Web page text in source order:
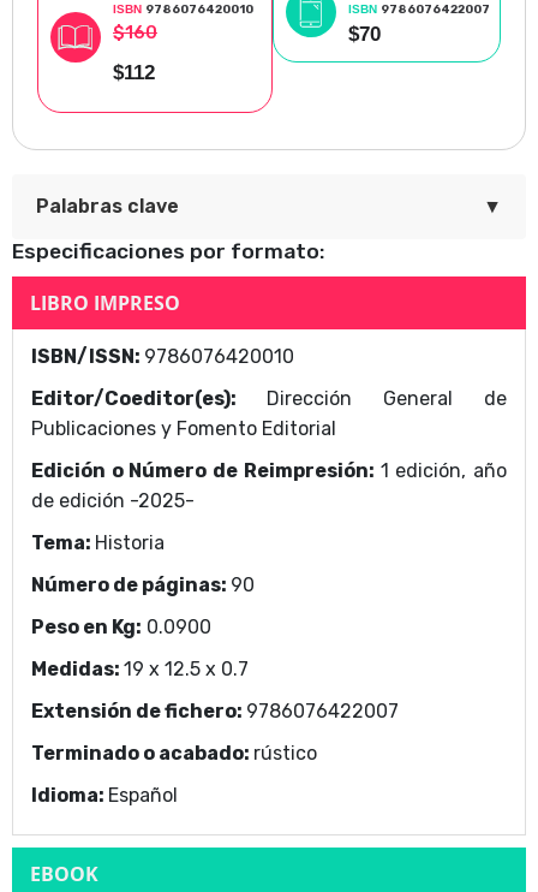
ISBN 9786076420010
$160
$112
ISBN 9786076422007
$70
Palabras clave ▼
El ecocidio de la Ciudad de México: Una historia
Área Temática
Dirección General de Publicaciones y Fomento
Editorial
Especificaciones por formato:
LIBRO IMPRESO
ISBN/ISSN: 9786076420010
Editor/Coeditor(es): Dirección General de
Publicaciones y Fomento Editorial
Edición o Número de Reimpresión: 1 edición, año
de edición -2025-
Tema: Historia
Número de páginas: 90
Peso en Kg: 0.0900
Medidas: 19 x 12.5 x 0.7
Extensión de fichero: 9786076422007
Terminado o acabado: rústico
Idioma: Español
EBOOK